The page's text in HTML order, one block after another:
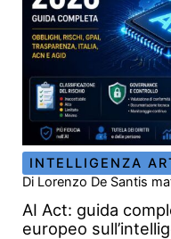
INTELLIGENZA
Di Lorenzo De Santis
AI Act: guida
europeo